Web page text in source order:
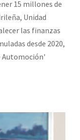
15 millones de
Unidad
las finanzas
desde 2020,
Automoción'